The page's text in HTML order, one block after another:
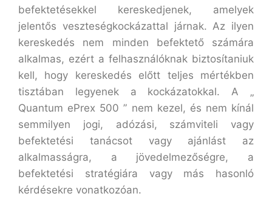
befektetésekkel kereskedjenek, amelyek
jelentős veszteségkockázattal járnak. Az ilyen
kereskedés nem minden befektető számára
alkalmas, ezért a felhasználóknak biztosítaniuk
kell, hogy kereskedés előtt teljes mértékben
tisztában legyenek a kockázatokkal. A „
Quantum ePrex 500 ” nem kezel, és nem kínál
semmilyen jogi, adózási, számviteli vagy
befektetési tanácsot vagy ajánlást az
alkalmasságra, a jövedelmezőségre, a
befektetési stratégiára vagy más hasonló
kérdésekre vonatkozóan.